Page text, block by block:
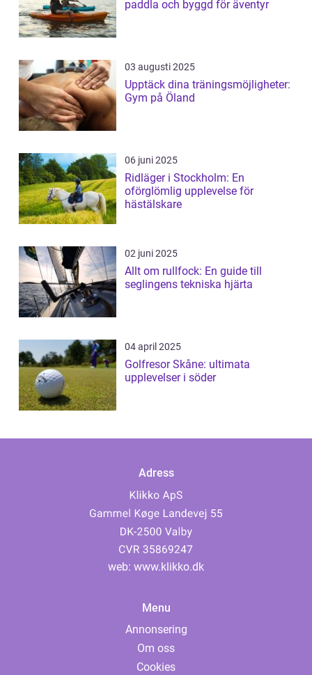
paddla och byggd för äventyr
03 augusti 2025
Upptäck dina träningsmöjligheter:
Gym på Öland
06 juni 2025
Ridläger i Stockholm: En
oförglömlig upplevelse för
hästälskare
02 juni 2025
Allt om rullfock: En guide till
seglingens tekniska hjärta
04 april 2025
Golfresor Skåne: ultimata
upplevelser i söder
Adress
web: www.klikko.dk
Menu
Annonsering
Om oss
Cookies